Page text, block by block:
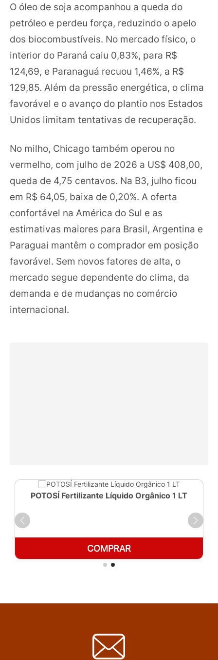
O óleo de soja acompanhou a queda do
petróleo e perdeu força, reduzindo o apelo
dos biocombustíveis. No mercado físico, o
interior do Paraná caiu 0,83%, para R$
124,69, e Paranaguá recuou 1,46%, a R$
129,85. Além da pressão energética, o clima
favorável e o avanço do plantio nos Estados
Unidos limitam tentativas de recuperação.
No milho, Chicago também operou no
vermelho, com julho de 2026 a US$ 408,00,
queda de 4,75 centavos. Na B3, julho ficou
em R$ 64,05, baixa de 0,20%. A oferta
confortável na América do Sul e as
estimativas maiores para Brasil, Argentina e
Paraguai mantêm o comprador em posição
favorável. Sem novos fatores de alta, o
mercado segue dependente do clima, da
demanda e de mudanças no comércio
internacional.
POTOSÍ Fertilizante Líquido Orgânico 1 LT
COMPRAR